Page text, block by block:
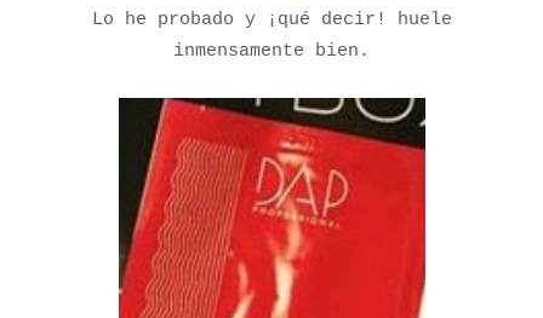
Lo he probado y ¡qué decir! huele
inmensamente bien.